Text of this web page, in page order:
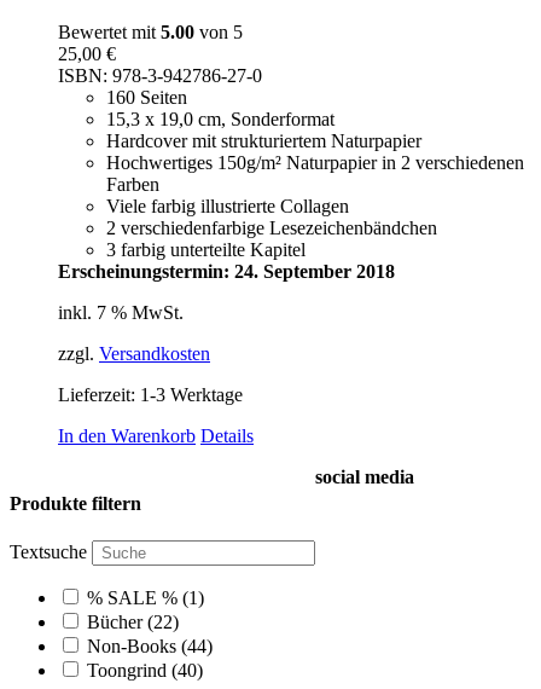
Bewertet mit5.00 von 5
25,00 €
ISBN: 978-3-942786-27-0
160 Seiten
15,3 x 19,0 cm, Sonderformat
Hardcover mit strukturiertem Naturpapier
Hochwertiges 150g/m² Naturpapier in 2 verschiedenen
Farben
Viele farbig illustrierte Collagen
2 verschiedenfarbige Lesezeichenbändchen
3 farbig unterteilte Kapitel
Erscheinungstermin: 24. September 2018
inkl. 7 % MwSt.
zzgl. Versandkosten
Lieferzeit: 1-3 Werktage
In den Warenkorb Details
Produkte filtern
Textsuche
% SALE % (1)
Bücher(22)
Non-Books (44)
Toongrind (40)
social media